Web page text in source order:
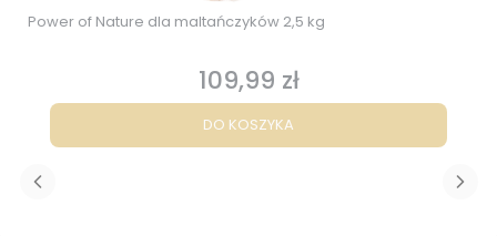
Power of Nature dla maltańczyków 2,5 kg
Cena
109,99 zł
DO KOSZYKA